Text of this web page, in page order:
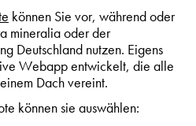
können Sie vor, während oder
mineralia oder der
Deutschland nutzen. Eigens
Webapp entwickelt, die alle
Dach vereint.
können sie auswählen: